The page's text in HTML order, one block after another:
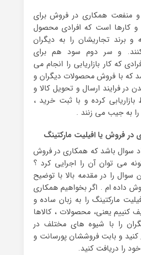
منفعت همکاری در فروش برای
کارها است که افرادی محصول
و برند تجاریشان را به دیگران
و سر دوم سود هم برای
که کار بازاریابی را انجام می
که با فروش محصولات دیگران و
در فرایند ارسال و تحویل کالا و
کرده و با ثبت خرید ،
به جیب می زنند .
در فروش یا افیلیت مارکتینگ
سوال باشد که همکاری در فروش
می توان آن را اجرایی کرد ؟
سوال را در مقدمه بالا با توضیح
داده ام . اگر بخواهیم همکاری
مارکتینگ را به زبان ساده و
کنییم یعنی، محصولات ، کالاها
را با شیوه های مختلف در
کنید و بابت فروششان پورسانت و
را دریافت کنید.